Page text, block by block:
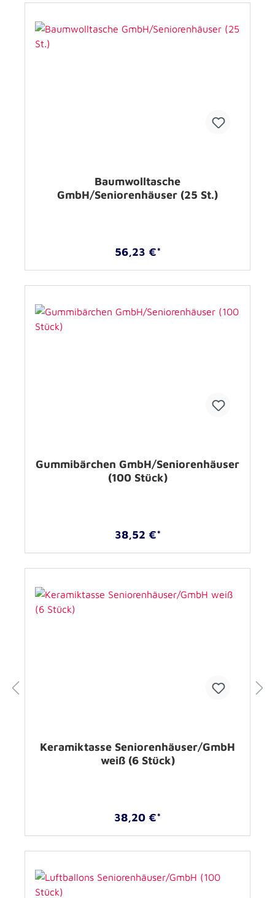
Baumwolltasche
GmbH/Seniorenhäuser (25 St.)
56,23 €*
Gummibärchen GmbH/Seniorenhäuser
(100 Stück)
38,52 €*
Keramiktasse Seniorenhäuser/GmbH
weiß (6 Stück)
38,20 €*